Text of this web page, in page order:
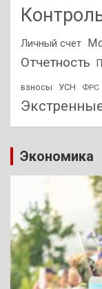
Личный счет
Отчетность
взносы УСН ФРС
Экономика